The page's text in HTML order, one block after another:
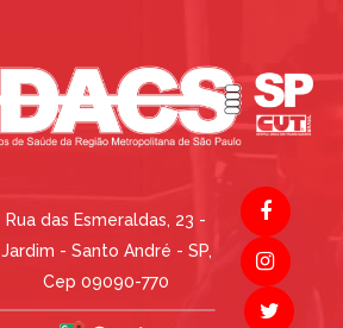
Rua das Esmeraldas, 23 -
Jardim - Santo André - SP,
Cep 09090-770